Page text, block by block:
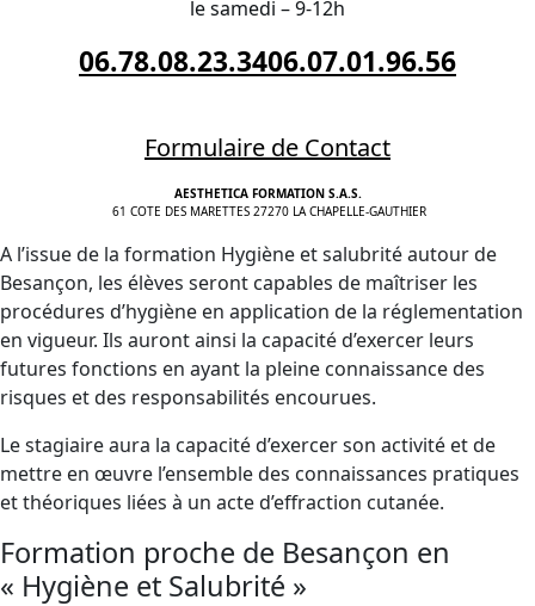
le samedi – 9-12h
06.78.08.23.3406.07.01.96.56
Formulaire de Contact
AESTHETICA FORMATION S.A.S.
61 COTE DES MARETTES 27270 LA CHAPELLE-GAUTHIER
A l’issue de la formation Hygiène et salubrité autour de
Besançon, les élèves seront capables de maîtriser les
procédures d’hygiène en application de la réglementation
en vigueur. Ils auront ainsi la capacité d’exercer leurs
futures fonctions en ayant la pleine connaissance des
risques et des responsabilités encourues.
Le stagiaire aura la capacité d’exercer son activité et de
mettre en œuvre l’ensemble des connaissances pratiques
et théoriques liées à un acte d’effraction cutanée.
Formation proche de Besançon en
« Hygiène et Salubrité »